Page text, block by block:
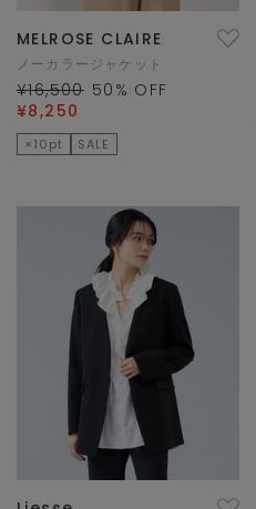
MELROSE CLAIRE
ノーカラージャケット
¥16,500 50 % OFF
¥8,250
×10pt SALE